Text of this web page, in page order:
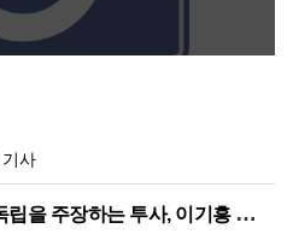
사
는 투사, 이기흥 대한체육회장 연임 성공